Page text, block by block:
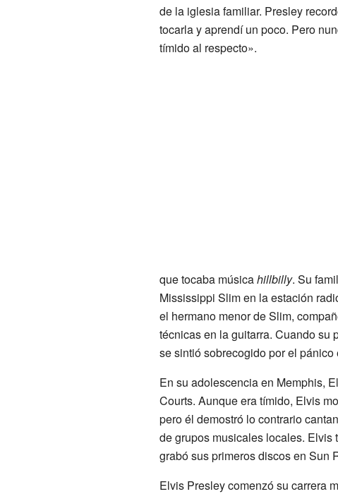
de la iglesia familiar. Presley
tocarla y aprendí un poco. Pero
tímido al respecto».
que tocaba músicahillbilly. Su
Mississippi Slim en la estación
el hermano menor de Slim,
técnicas en la guitarra. Cuando su
se sintió sobrecogido por el
En su adolescencia en Memphis,
Courts. Aunque era tímido, Elvis
pero él demostró lo contrario
de grupos musicales locales. Elvis
grabó sus primeros discos en Sun
Elvis Presley comenzó su carrera